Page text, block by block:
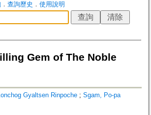
． 查詢歷史 ． 使用說明
Gem of The Noble
Gyaltsen Rinpoche ; Sgam, Po-pa